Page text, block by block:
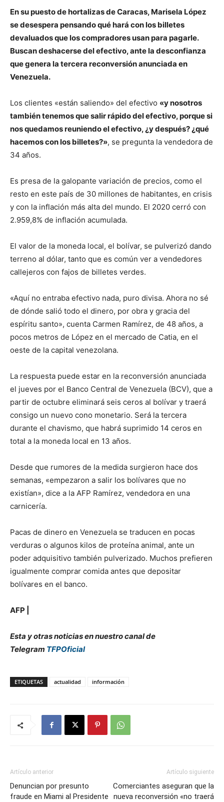
En su puesto de hortalizas de Caracas, Marisela López
se desespera pensando qué hará con los billetes
devaluados que los compradores usan para pagarle.
Buscan deshacerse del efectivo, ante la desconfianza
que genera la tercera reconversión anunciada en
Venezuela.
Los clientes «están saliendo» del efectivo «y nosotros
también tenemos que salir rápido del efectivo, porque si
nos quedamos reuniendo el efectivo, ¿y después? ¿qué
hacemos con los billetes?», se pregunta la vendedora de
34 años.
Es presa de la galopante variación de precios, como el
resto en este país de 30 millones de habitantes, en crisis
y con la inflación más alta del mundo. El 2020 cerró con
2.959,8% de inflación acumulada.
El valor de la moneda local, el bolívar, se pulverizó dando
terreno al dólar, tanto que es común ver a vendedores
callejeros con fajos de billetes verdes.
«Aquí no entraba efectivo nada, puro divisa. Ahora no sé
de dónde salió todo el dinero, por obra y gracia del
espíritu santo», cuenta Carmen Ramírez, de 48 años, a
pocos metros de López en el mercado de Catia, en el
oeste de la capital venezolana.
La respuesta puede estar en la reconversión anunciada
el jueves por el Banco Central de Venezuela (BCV), que a
partir de octubre eliminará seis ceros al bolívar y traerá
consigo un nuevo cono monetario. Será la tercera
durante el chavismo, que habrá suprimido 14 ceros en
total a la moneda local en 13 años.
Desde que rumores de la medida surgieron hace dos
semanas, «empezaron a salir los bolívares que no
existían», dice a la AFP Ramírez, vendedora en una
carnicería.
Pacas de dinero en Venezuela se traducen en pocas
verduras o algunos kilos de proteína animal, ante un
poder adquisitivo también pulverizado. Muchos prefieren
igualmente comprar comida antes que depositar
bolívares en el banco.
AFP |
Esta y otras noticias en nuestro canal de
Telegram TFPOficial
ETIQUETAS actualidad información
Artículo anterior
Denuncian por presunto
fraude en Miami al Presidente
Artículo siguiente
Comerciantes aseguran que la
nueva reconversión «no traerá